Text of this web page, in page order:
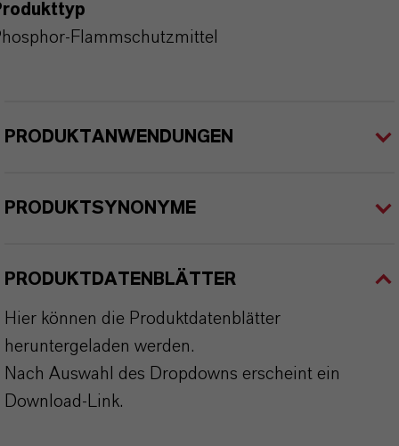
Flammschutzmittel
PRODUKTANWENDUNGEN
PRODUKTSYNONYME
PRODUKTDATENBLÄTTER
Hier können die Produktdatenblätter
heruntergeladen werden.
Nach Auswahl des Dropdowns erscheint ein
Download-Link.